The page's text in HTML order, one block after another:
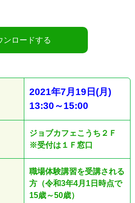
2021年7月19 日 (月 )
13:30 ～15:00
ジョブカフェこうち２Ｆ
※受付は１Ｆ窓口
職場体験講習を受講される
方（令和3年4月1日時点で
15歳～50歳）